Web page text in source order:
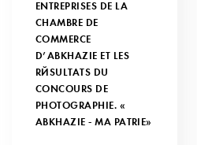
ENTREPRISES DE LA
CHAMBRE DE
COMMERCE
D’ABKHAZIE ET LES
RÉSULTATS DU
CONCOURS DE
PHOTOGRAPHIE. «
ABKHAZIE - MA PATRIE»